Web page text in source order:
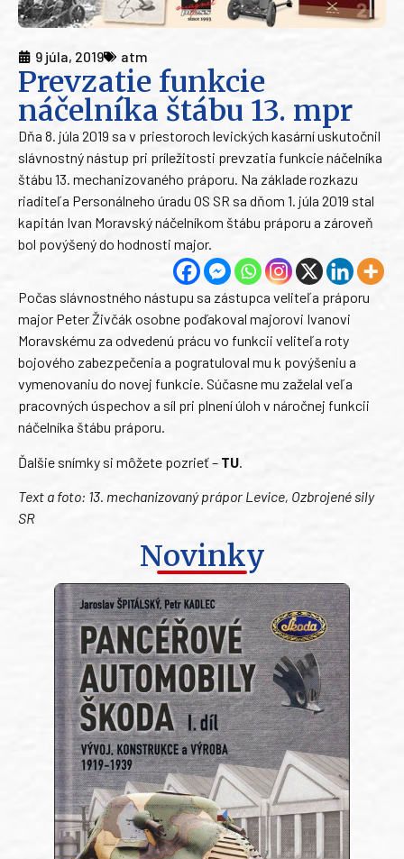
9 júla, 2019 atm
Prevzatie funkcie
náčelníka štábu 13. mpr
Dňa 8. júla 2019 sa v priestoroch levických kasární uskutočnil
slávnostný nástup pri príležitosti prevzatia funkcie náčelníka
štábu 13. mechanizovaného práporu. Na základe rozkazu
riaditeľa Personálneho úradu OS SR sa dňom 1. júla 2019 stal
kapitán Ivan Moravský náčelníkom štábu práporu a zároveň
bol povýšený do hodnosti major.
Počas slávnostného nástupu sa zástupca veliteľa práporu
major Peter Živčák osobne poďakoval majorovi Ivanovi
Moravskému za odvedenú prácu vo funkcii veliteľa roty
bojového zabezpečenia a pogratuloval mu k povýšeniu a
vymenovaniu do novej funkcie. Súčasne mu zaželal veľa
pracovných úspechov a síl pri plnení úloh v náročnej funkcii
náčelníka štábu práporu.
Ďalšie snímky si môžete pozrieť – TU
Text a foto: 13. mechanizovaný prápor Levice, Ozbrojené sily
SR
Novinky